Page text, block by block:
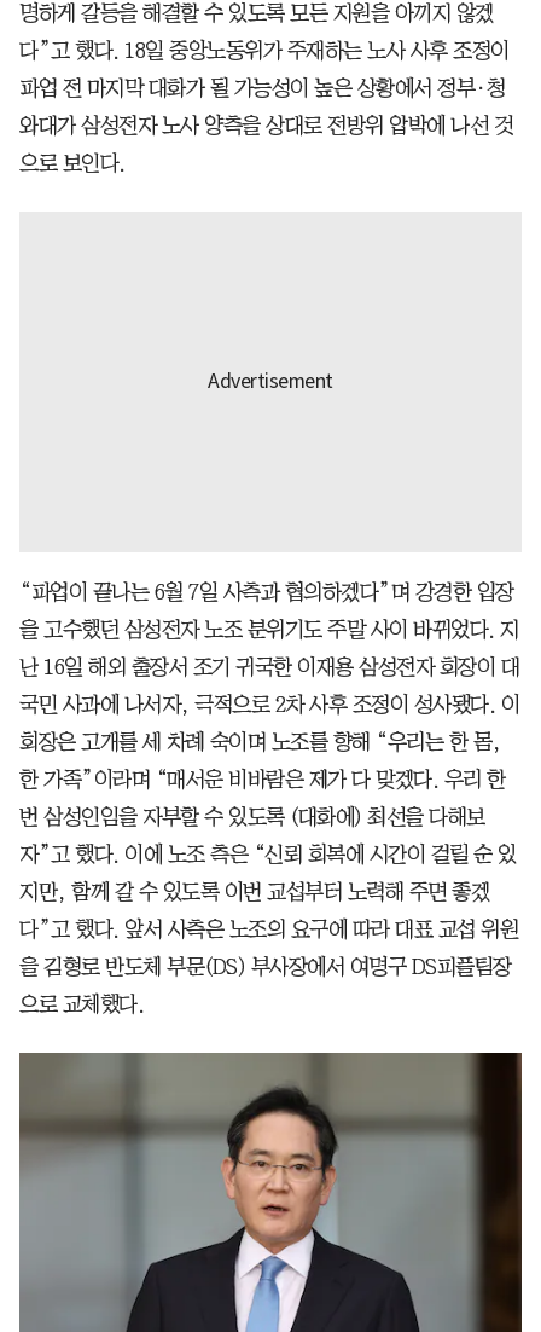
명하게 갈등을 해결할 수 있도록 모든 지원을 아끼지 않겠
다”고 했다. 18일 중앙노동위가 주재하는 노사 사후 조정이
파업 전 마지막 대화가 될 가능성이 높은 상황에서 정부·청
와대가 삼성전자 노사 양측을 상대로 전방위 압박에 나선 것
으로 보인다.
“파업이 끝나는 6월 7일 사측과 협의하겠다”며 강경한 입장
을 고수했던 삼성전자 노조 분위기도 주말 사이 바뀌었다. 지
난 16일 해외 출장서 조기 귀국한 이재용 삼성전자 회장이 대
국민 사과에 나서자, 극적으로 2차 사후 조정이 성사됐다. 이
회장은 고개를 세 차례 숙이며 노조를 향해 “우리는 한 몸,
한 가족”이라며 “매서운 비바람은 제가 다 맞겠다. 우리 한
번 삼성인임을 자부할 수 있도록 (대화에) 최선을 다해보
자”고 했다. 이에 노조 측은 “신뢰 회복에 시간이 걸릴 순 있
지만, 함께 갈 수 있도록 이번 교섭부터 노력해 주면 좋겠
다”고 했다. 앞서 사측은 노조의 요구에 따라 대표 교섭 위원
을 김형로 반도체 부문(DS) 부사장에서 여명구 DS피플팀장
으로 교체했다.